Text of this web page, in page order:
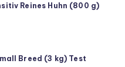
Reines Huhn (800 g)
Breed (3 kg) Test